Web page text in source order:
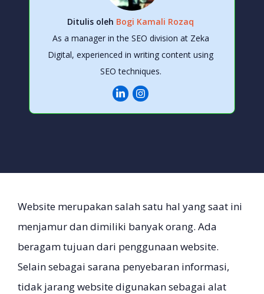
Ditulis oleh Bogi Kamali Rozaq
As a manager in the SEO division at Zeka
Digital, experienced in writing content using
SEO techniques.
Website merupakan salah satu hal yang saat ini
menjamur dan dimiliki banyak orang. Ada
beragam tujuan dari penggunaan website.
Selain sebagai sarana penyebaran informasi,
tidak jarang website digunakan sebagai alat